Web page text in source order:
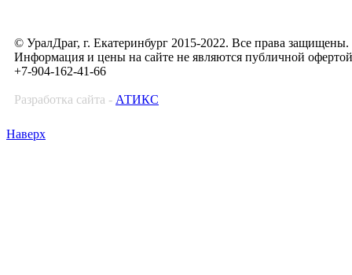
© УралДраг, г. Екатеринбург 2015-2022. Все права защищены.
Информация и цены на сайте не являются публичной офертой
+7-904-162-41-66
Разработка сайта - АТИКС
Наверх